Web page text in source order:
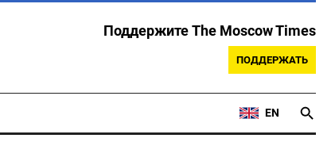
Поддержите The Moscow Times
ПОДДЕРЖАТЬ
EN